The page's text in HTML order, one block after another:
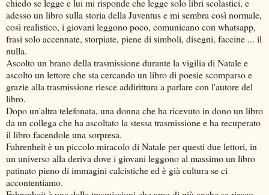
chiedo se legge e lui mi risponde che legge solo libri scolastici, e
adesso un libro sulla storia della Juventus e mi sembra così normale,
così realistico, i giovani leggono poco, comunicano con whatsapp,
frasi solo accennate, storpiate, piene di simboli, disegni, faccine ... il
nulla.
Ascolto un brano della trasmissione durante la vigilia di Natale e
ascolto un lettore che sta cercando un libro di poesie scomparso e
grazie alla trasmissione riesce addirittura a parlare con l'autore del
libro.
Dopo un'altra telefonata, una donna che ha ricevuto in dono un libro
da un collega che ha ascoltato la stessa trasmissione e ha recuperato
il libro facendole una sorpresa.
Fahrenheit è un piccolo miracolo di Natale per questi due lettori, in
un universo alla deriva dove i giovani leggono al massimo un libro
patinato pieno di immagini calcistiche ed è già cultura se ci
accontentiamo.